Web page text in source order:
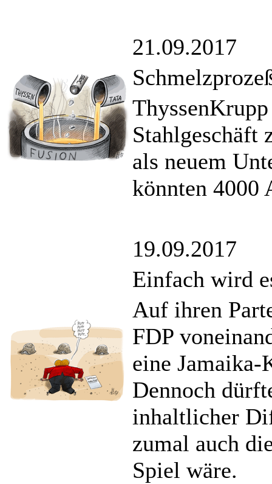
21.09.2017
Stahlgeschäft
als neuem
könnten 4000
19.09.2017
Einfach wird
Auf ihren
FDP
eine
Dennoch
inhaltlicher
zumal auch
Spiel wäre.